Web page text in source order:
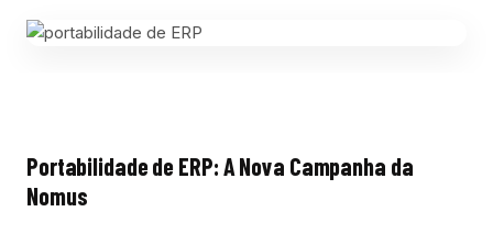
Portabilidade de ERP: A Nova Campanha da
Nomus